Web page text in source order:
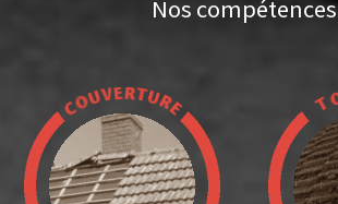
Nos compétences